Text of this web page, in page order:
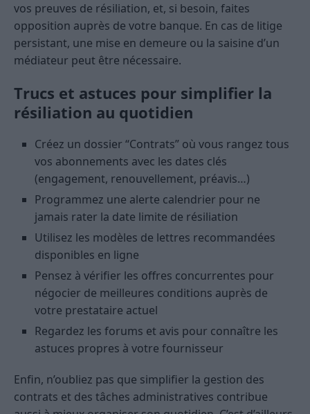
vos preuves de résiliation, et, si besoin, faites
opposition auprès de votre banque. En cas de litige
persistant, une mise en demeure ou la saisine d’un
médiateur peut être nécessaire.
Trucs et astuces pour simplifier la
résiliation au quotidien
Créez un dossier “Contrats” où vous rangez tous
vos abonnements avec les dates clés
(engagement, renouvellement, préavis…)
Programmez une alerte calendrier pour ne
jamais rater la date limite de résiliation
Utilisez les modèles de lettres recommandées
disponibles en ligne
Pensez à vérifier les offres concurrentes pour
négocier de meilleures conditions auprès de
votre prestataire actuel
Regardez les forums et avis pour connaître les
astuces propres à votre fournisseur
Enfin, n’oubliez pas que simplifier la gestion des
contrats et des tâches administratives contribue